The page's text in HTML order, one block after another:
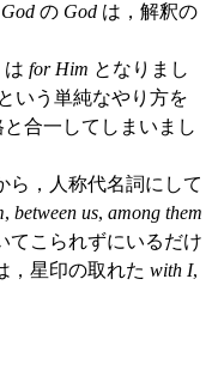
の God は，解釈の
は for Him となりまし
いう単純なやり方を
合一してしまいまし
，人称代名詞にして
, between us, among them
てこられずにいるだけ
，星印の取れた with I,